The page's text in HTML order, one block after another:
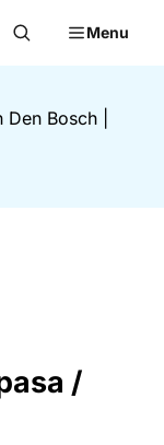
Menu
Den Bosch
/